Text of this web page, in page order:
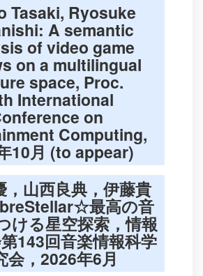
Tasaki, Ryosuke
A semantic
of video game
on a multilingual
space, Proc.
International
on
Computing,
10月 (to appear)
，山西良典，伊藤貴
最高の音
ける星空探索，情報
143回音楽情報科学
会，2026年6月